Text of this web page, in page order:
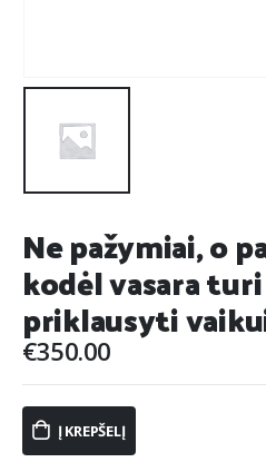
Ne pažymiai, o
kodėl vasara turi
priklausyti
€350.00
Į KREPŠELĮ